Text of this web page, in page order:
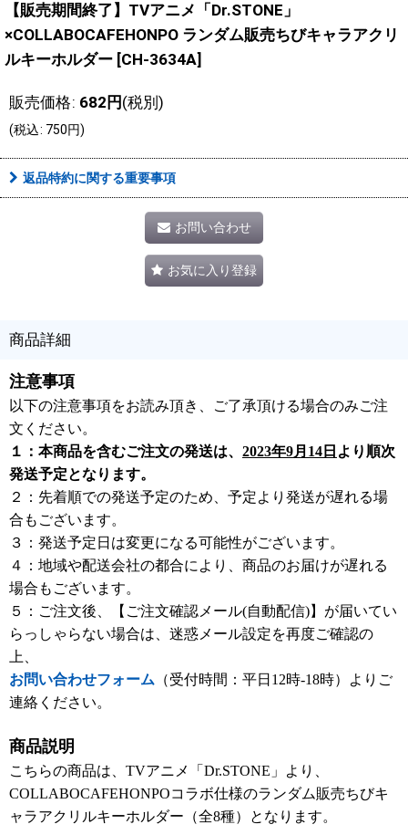
【販売期間終了】TVアニメ「Dr.STONE」
×COLLABOCAFEHONPO ランダム販売ちびキャラアクリ
ルキーホルダー [CH-3634A]
販売価格: 682 円 (税別)
(税込: 750円)
返品特約に関する重要事項
お問い合わせ
お気に入り登録
商品詳細
注意事項
以下の注意事項をお読み頂き、ご了承頂ける場合のみご注
文ください。
１：本商品を含むご注文の発送は、 2023年9月14日 より順次
発送予定となります。
２：先着順での発送予定のため、予定より発送が遅れる場
合もございます。
３：発送予定日は変更になる可能性がございます。
４：地域や配送会社の都合により、商品のお届けが遅れる
場合もございます。
５：ご注文後、【ご注文確認メール(自動配信)】が届いてい
らっしゃらない場合は、迷惑メール設定を再度ご確認の
上、
お問い合わせフォーム （受付時間：平日12時-18時）よりご
連絡ください。
商品説明
こちらの商品は、TVアニメ「Dr.STONE」より、
COLLABOCAFEHONPOコラボ仕様のランダム販売ちびキ
ャラアクリルキーホルダー（全8種）となります。